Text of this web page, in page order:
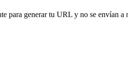
para generar tu URL y no se envían a